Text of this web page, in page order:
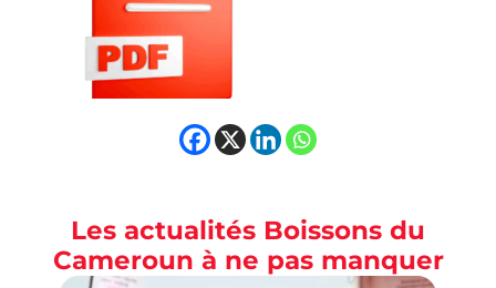
Les actualités Boissons du
Cameroun à ne pas manquer